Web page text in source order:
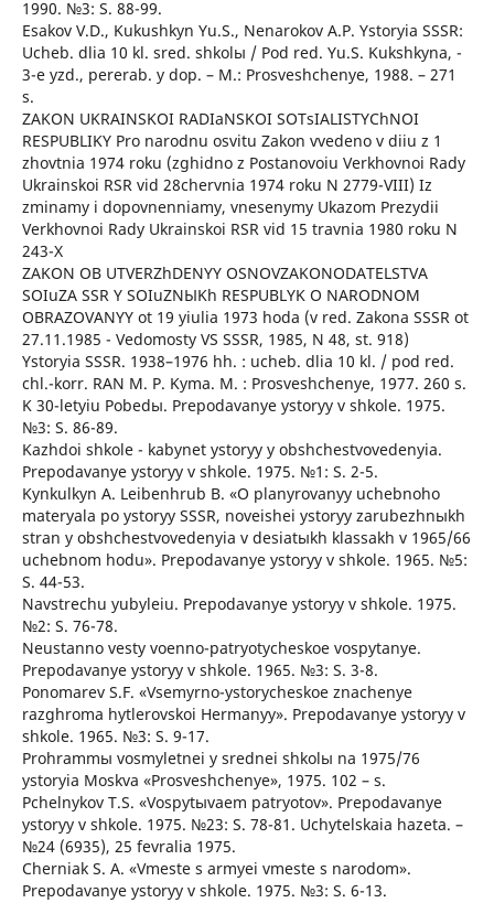
1990. №3: S. 88-99.
Esakov V.D., Kukushkyn Yu.S., Nenarokov A.P. Ystoryia SSSR:
Ucheb. dlia 10 kl. sred. shkolы / Pod red. Yu.S. Kukshkyna, -
3-e yzd., pererab. y dop. – M.: Prosveshchenye, 1988. – 271
s.
ZAKON UKRAINSKOI RADIaNSKOI SOTsIALISTYChNOI
RESPUBLIKY Pro narodnu osvitu Zakon vvedeno v diiu z 1
zhovtnia 1974 roku (zghidno z Postanovoiu Verkhovnoi Rady
Ukrainskoi RSR vid 28chervnia 1974 roku N 2779-VIII) Iz
zminamy i dopovnenniamy, vnesenymy Ukazom Prezydii
Verkhovnoi Rady Ukrainskoi RSR vid 15 travnia 1980 roku N
243-X
ZAKON OB UTVERZhDENYY OSNOVZAKONODATELSTVA
SOIuZA SSR Y SOIuZNЫKh RESPUBLYK O NARODNOM
OBRAZOVANYY ot 19 yiulia 1973 hoda (v red. Zakona SSSR ot
27.11.1985 - Vedomosty VS SSSR, 1985, N 48, st. 918)
Ystoryia SSSR. 1938–1976 hh. : ucheb. dlia 10 kl. / pod red.
chl.-korr. RAN M. P. Kyma. M. : Prosveshchenye, 1977. 260 s.
K 30-letyiu Pobedы. Prepodavanye ystoryy v shkole. 1975.
№3: S. 86-89.
Kazhdoi shkole - kabynet ystoryy y obshchestvovedenyia.
Prepodavanye ystoryy v shkole. 1975. №1: S. 2-5.
Kynkulkyn A. Leibenhrub B. «O planyrovanyy uchebnoho
materyala po ystoryy SSSR, noveishei ystoryy zarubezhnыkh
stran y obshchestvovedenyia v desiatыkh klassakh v 1965/66
uchebnom hodu». Prepodavanye ystoryy v shkole. 1965. №5:
S. 44-53.
Navstrechu yubyleiu. Prepodavanye ystoryy v shkole. 1975.
№2: S. 76-78.
Neustanno vesty voenno-patryotycheskoe vospytanye.
Prepodavanye ystoryy v shkole. 1965. №3: S. 3-8.
Ponomarev S.F. «Vsemyrno-ystorycheskoe znachenye
razghroma hytlerovskoi Hermanyy». Prepodavanye ystoryy v
shkole. 1965. №3: S. 9-17.
Prohrammы vosmyletnei y srednei shkolы na 1975/76
ystoryia Moskva «Prosveshchenye», 1975. 102 – s.
Pchelnykov T.S. «Vospytыvaem patryotov». Prepodavanye
ystoryy v shkole. 1975. №23: S. 78-81. Uchytelskaia hazeta. –
№24 (6935), 25 fevralia 1975.
Cherniak S. A. «Vmeste s armyei vmeste s narodom».
Prepodavanye ystoryy v shkole. 1975. №3: S. 6-13.